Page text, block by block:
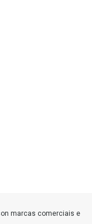
marcas comerciais e